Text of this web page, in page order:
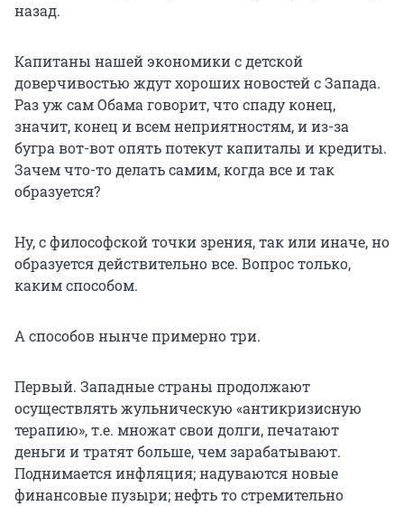
назад.
Капитаны нашей экономики с детской
доверчивостью ждут хороших новостей с Запада.
Раз уж сам Обама говорит, что спаду конец,
значит, конец и всем неприятностям, и из-за
бугра вот-вот опять потекут капиталы и кредиты.
Зачем что-то делать самим, когда все и так
образуется?
Ну, с философской точки зрения, так или иначе, но
образуется действительно все. Вопрос только,
каким способом.
А способов нынче примерно три.
Первый. Западные страны продолжают
осуществлять жульническую «антикризисную
терапию», т.е. множат свои долги, печатают
деньги и тратят больше, чем зарабатывают.
Поднимается инфляция; надуваются новые
финансовые пузыри; нефть то стремительно